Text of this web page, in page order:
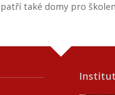
také domy pro